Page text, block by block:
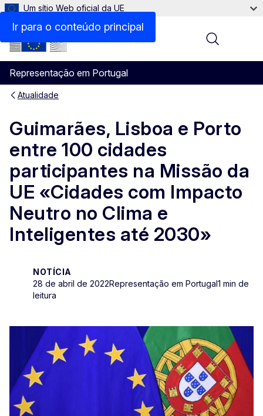
Ir para o conteúdo principal
Um sítio Web oficial da UE
Representação em Portugal
Menu
Atualidade
Guimarães, Lisboa e Porto
entre 100 cidades
participantes na Missão da
UE «Cidades com Impacto
Neutro no Clima e
Inteligentes até 2030»
NOTÍCIA
28 de abril de 2022Representação em Portugal1 min de
leitura